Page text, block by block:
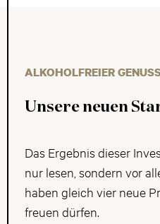
ALKOHOLFREIER
Unsere neuen
Das Ergebnis dieser
nur lesen, sondern vor
haben gleich vier neue
freuen dürfen.